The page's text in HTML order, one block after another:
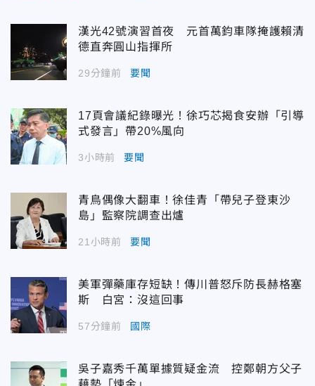
漢光42號演習首夜 元首萬鈞車隊掩護賴清
德直奔圓山指揮所
29分鐘前 要聞
17頁會議紀錄曝光！徐巧芯揭食安辦「引導
式發言」帶20%風向
3小時前 要聞
青鳥偶像大翻車！徐佳青「帶兒子登東沙
島」監察院調查出爐
21小時前 要聞
美軍彈藥庫存短缺！傳川普怒斥防長赫格塞
斯 白宮：沒這回事
57分鐘前 國際
吳子嘉秀千萬單據質疑金流 控鄭朝方父子